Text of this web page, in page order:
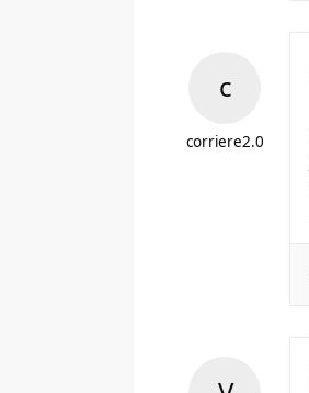
corriere2.0